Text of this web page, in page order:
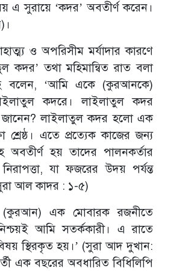
এ সুরায়ে ‘কদর’ অবতীর্ণ করেন।
ও অপরিসীম মর্যাদার কারণে
কদর’ তথা মহিমান্বিত রাত বলা
বলেন, ‘আমি একে (কুরআনকে)
কদরে। লাইলাতুল কদর
জানেন? লাইলাতুল কদর হলো এক
শ্রেষ্ঠ। এতে প্রত্যেক কাজের জন্য
অবতীর্ণ হয় তাদের পালনকর্তার
নিরাপত্তা, যা ফজরের উদয় পর্যন্ত
আল কাদর : ১-৫)
(কুরআন) এক মোবারক রজনীতে
আমি সতর্ককারী। এ রাতে
স্থিরকৃত হয়।’ (সুরা আদ দুখান:
এক বছরের অবধারিত বিধিলিপি